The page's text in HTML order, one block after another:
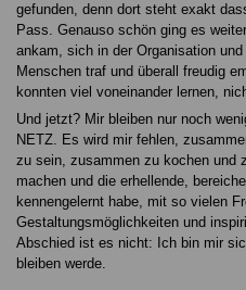
gefunden, denn dort steht exakt
Pass. Genauso schön ging es
ankam, sich in der Organisation
Menschen traf und überall freudig
konnten viel voneinander lernen,
Und jetzt? Mir bleiben nur noch
NETZ. Es wird mir fehlen,
zu sein, zusammen zu kochen und
machen und die erhellende,
kennengelernt habe, mit so vielen
Gestaltungsmöglichkeiten und
Abschied ist es nicht: Ich bin mir
bleiben werde.